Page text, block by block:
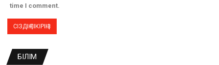
time I comment.
БІЛІМ